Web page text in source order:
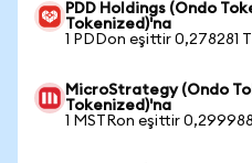
PDD Holdings (Ondo
Tokenized)'na
1 PDDon eşittir 0,278281
MicroStrategy (Ondo
Tokenized)'na
1 MSTRon eşittir